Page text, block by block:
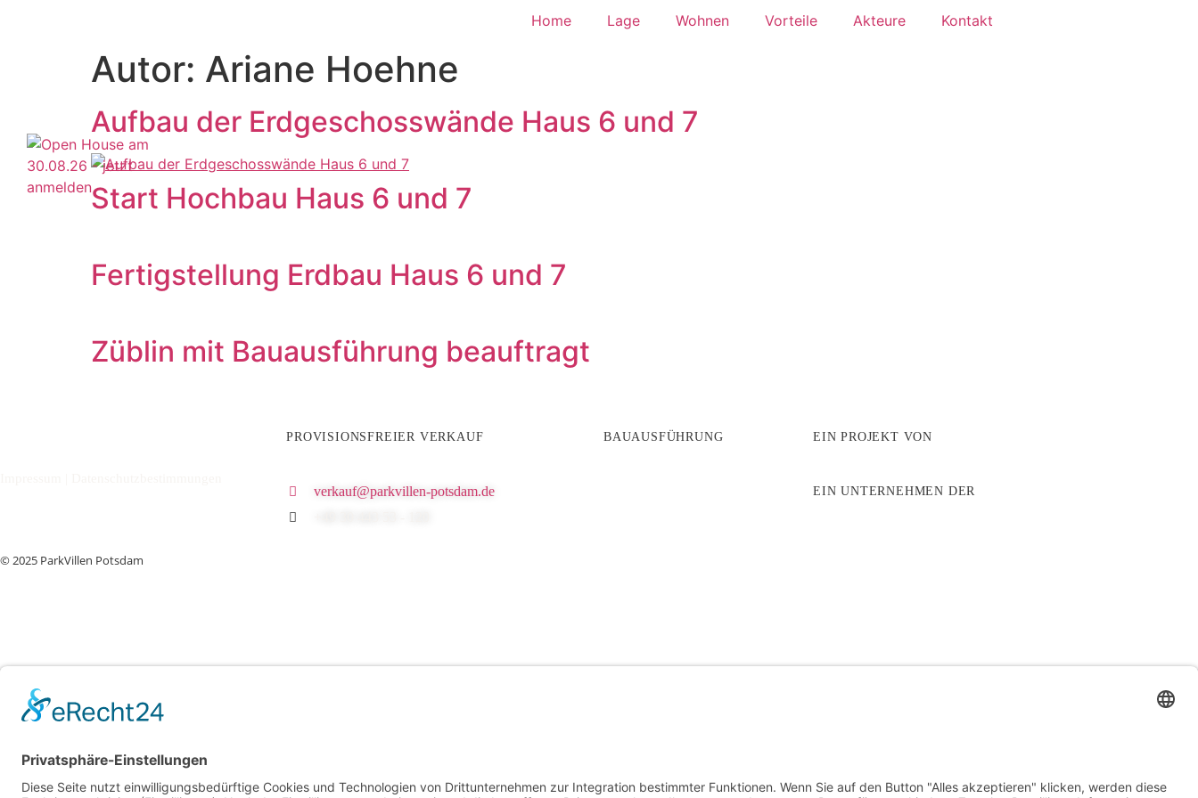
Home Lage Wohnen Vorteile Akteure Kontakt
Autor: Ariane Hoehne
Aufbau der Erdgeschosswände Haus 6 und 7
Start Hochbau Haus 6 und 7
Fertigstellung Erdbau Haus 6 und 7
Züblin mit Bauausführung beauftragt
PROVISIONSFREIER VERKAUF
verkauf@parkvillen-potsdam.de
BAUAUSFÜHRUNG EIN PROJEKT VON
EIN UNTERNEHMEN DER
© 2025 ParkVillen Potsdam